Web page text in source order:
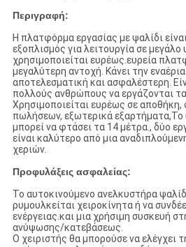
Περιγραφή:
Η πλατφόρμα εργασίας με ψαλίδι
εξοπλισμός για λειτουργία σε
χρησιμοποιείται ευρέως.ευρεία
μεγαλύτερη αντοχή. Κάνει την
αποτελεσματική και ασφαλέστερη.
πολλούς ανθρώπους να εργάζονται
Χρησιμοποιείται ευρέως σε
πωλήσεων, εξωτερικά εξαρτήματα,Το
μπορεί να φτάσει τα 14 μέτρα., δύο
είναι καλύτερο από μια
χεριών.
Προφυλάξεις ασφαλείας:
Το αυτοκινούμενο ανελκυστήρα
ρυμουλκείται χειροκίνητα ή να
ενέργειας.και μια χρήσιμη συσκευή
ανύψωσης/κατεβάσεως.
Ο χειριστής θα μπορούσε να ελέγχει